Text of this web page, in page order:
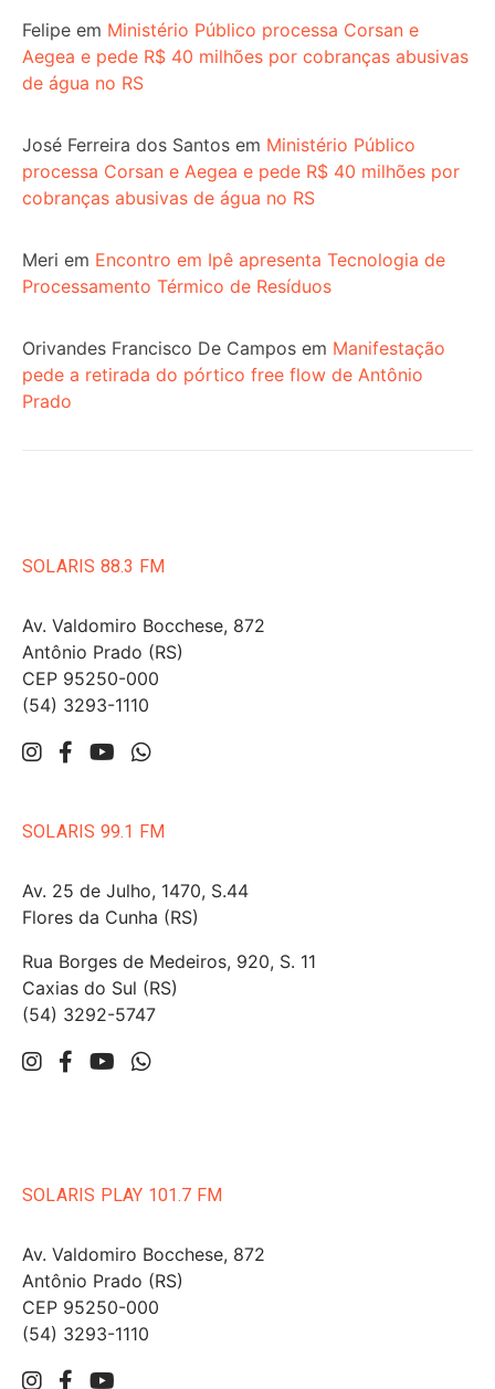
Felipe em Ministério Público processa Corsan e
Aegea e pede R$ 40 milhões por cobranças abusivas
de água no RS
José Ferreira dos Santos em Ministério Público
processa Corsan e Aegea e pede R$ 40 milhões por
cobranças abusivas de água no RS
Meri em Encontro em Ipê apresenta Tecnologia de
Processamento Térmico de Resíduos
Orivandes Francisco De Campos em Manifestação
pede a retirada do pórtico free flow de Antônio
Prado
SOLARIS 88.3 FM
Av. Valdomiro Bocchese, 872
Antônio Prado (RS)
CEP 95250-000
(54) 3293-1110
SOLARIS 99.1 FM
Av. 25 de Julho, 1470, S.44
Flores da Cunha (RS)
Rua Borges de Medeiros, 920, S. 11
Caxias do Sul (RS)
(54) 3292-5747
SOLARIS PLAY 101.7 FM
Av. Valdomiro Bocchese, 872
Antônio Prado (RS)
CEP 95250-000
(54) 3293-1110